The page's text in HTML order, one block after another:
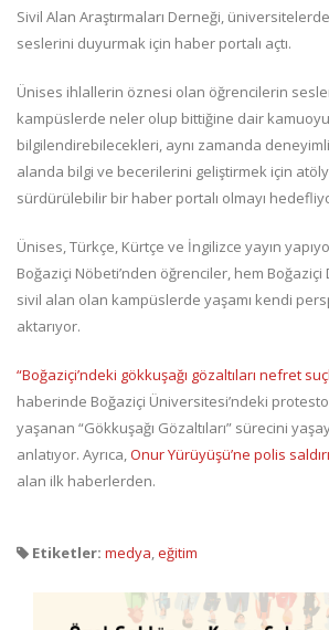
Sivil Alan Araştırmaları Derneği,
seslerini duyurmak için haber portalı açtı.
Ünises ihlallerin öznesi olan öğrencilerin
kampüslerde neler olup bittiğine dair
bilgilendirebilecekleri, aynı zamanda
alanda bilgi ve becerilerini geliştirmek için
sürdürülebilir bir haber portalı olmayı
Ünises, Türkçe, Kürtçe ve İngilizce yayın
Boğaziçi Nöbeti’nden öğrenciler, hem
sivil alan olan kampüslerde yaşamı kendi
aktarıyor.
“Boğaziçi’ndeki gökkuşağı gözaltıları nefret
haberinde Boğaziçi Üniversitesi’ndeki
yaşanan “Gökkuşağı Gözaltıları” sürecini
anlatıyor. Ayrıca,Onur Yürüyüşü’ne polis
alan ilk haberlerden.
Etiketler: medya,eğitim